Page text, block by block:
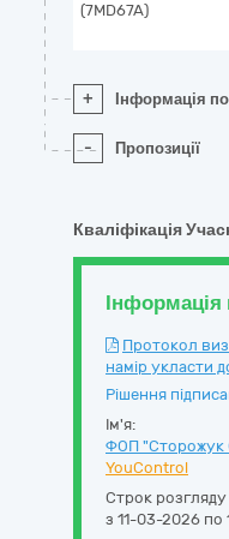
(7MD67A)
+ Інформація
- Пропозиції
Кваліфікація
Протокол
намір укласти
Рішення
Ім'я:
ФОП "Сторожук
YouControl
Строк розгляду
з 11-03-2026